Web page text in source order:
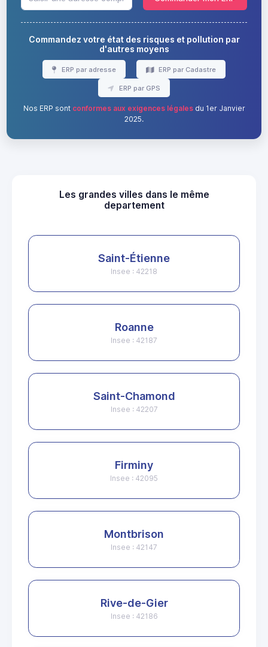
Commandez votre état des risques et pollution par
d'autres moyens
ERP par adresse ERP par Cadastre
ERP par GPS
Nos ERP sont conformes aux exigences légalesdu 1er Janvier
2025.
Les grandes villes dans le même
departement
Saint-Étienne
Insee : 42218
Roanne
Insee : 42187
Saint-Chamond
Insee : 42207
Firminy
Insee : 42095
Montbrison
Insee : 42147
Rive-de-Gier
Insee : 42186